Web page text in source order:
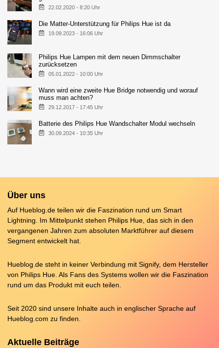
22.02.2020 - 8:20 Uhr
Die Matter-Unterstützung für Philips Hue ist da
19.09.2023 - 16:06 Uhr
Philips Hue Lampen mit dem neuen Dimmschalter
zurücksetzen
05.01.2022 - 10:00 Uhr
Wann wird eine zweite Hue Bridge notwendig und worauf
muss man achten?
29.12.2017 - 17:45 Uhr
Batterie des Philips Hue Wandschalter Modul wechseln
30.09.2024 - 10:35 Uhr
Über uns
Auf Hueblog.de teilen wir die Faszination rund um Smart
Lightning. Im Mittelpunkt stehen Philips Hue, das sich in den
vergangenen Jahren zum absoluten Marktführer auf diesem
Segment entwickelt hat.
Hueblog.de steht in keiner Verbindung mit Signify, dem Hersteller
von Philips Hue. Als Fans des Systems wollen wir die Faszination
rund um das Produkt mit euch teilen.
Seit 2020 sind unsere Inhalte auch in englischer Sprache auf
Hueblog.com zu finden.
Aktuelle Beiträge